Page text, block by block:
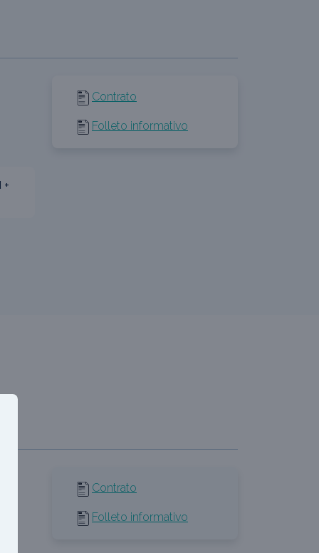
+
Contrato
Folleto informativo
Contrato
Folleto informativo